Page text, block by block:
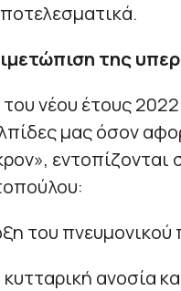
της
νέου έτους 2022
μας όσον
του πνευμονικού
ανοσία